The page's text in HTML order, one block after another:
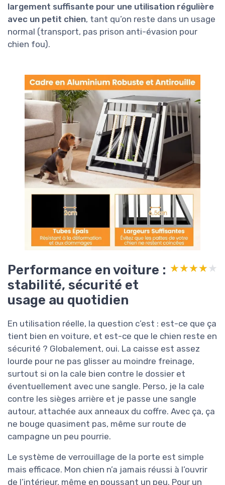
largement suffisante pour une utilisation régulière
avec un petit chien, tant qu’on reste dans un usage
normal (transport, pas prison anti-évasion pour
chien fou).
Performance en voiture :
stabilité, sécurité et
usage au quotidien
★★★★★
★★★★★
En utilisation réelle, la question c’est : est-ce que ça
tient bien en voiture, et est-ce que le chien reste en
sécurité ? Globalement, oui. La caisse est assez
lourde pour ne pas glisser au moindre freinage,
surtout si on la cale bien contre le dossier et
éventuellement avec une sangle. Perso, je la cale
contre les sièges arrière et je passe une sangle
autour, attachée aux anneaux du coffre. Avec ça, ça
ne bouge quasiment pas, même sur route de
campagne un peu pourrie.
Le système de verrouillage de la porte est simple
mais efficace. Mon chien n’a jamais réussi à l’ouvrir
de l’intérieur, même en poussant un peu. Pour un